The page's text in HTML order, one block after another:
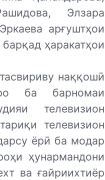
Элзара
арғуштҳои
ҳаракатҳои
наққошӣ
ба барномаи
телевизион
телевизион
ёрӣ ба модар
ҳунармандони
ва ғайриихтиёр